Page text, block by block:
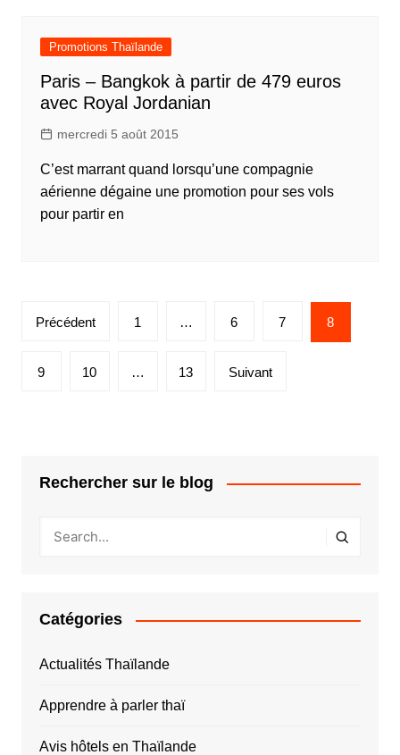
Promotions Thaïlande
Paris – Bangkok à partir de 479 euros
avec Royal Jordanian
mercredi 5 août 2015
C’est marrant quand lorsqu’une compagnie
aérienne dégaine une promotion pour ses vols
pour partir en
Pagination
publications
Précédent 1 … 6 7 8
9 10 … 13 Suivant
Rechercher sur le blog
Catégories
Actualités Thaïlande
Apprendre à parler thaï
Avis hôtels en Thaïlande